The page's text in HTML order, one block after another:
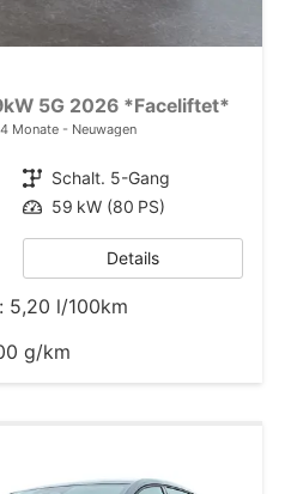
5G 2026 *Faceliftet*
Monate Neuwagen
Getriebe Schalt. 5-Gang
Leistung 59 kW (80 PS)
Details
5,20 l/100km
g/km